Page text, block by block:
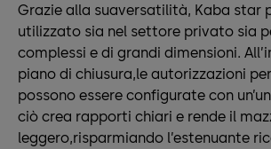
Grazie alla suaversatilità, Kaba star
utilizzato sia nel settore privato sia
complessi e di grandi dimensioni.
piano di chiusura,le autorizzazioni
possono essere configurate con
ciò crea rapporti chiari e rende il
leggero,risparmiando l’estenuante